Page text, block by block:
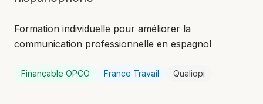
Formation individuelle pour améliorer la
communication professionnelle en espagnol
Finançable OPCO France Travail Qualiopi